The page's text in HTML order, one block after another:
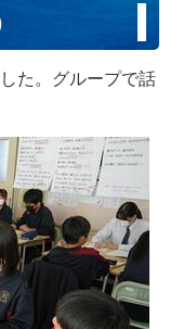
た。グループで話